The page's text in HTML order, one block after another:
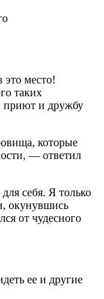
место!
таких
приют и дружбу
которые
— ответил
себя. Я только
окунувшись
от чудесного
ее и другие